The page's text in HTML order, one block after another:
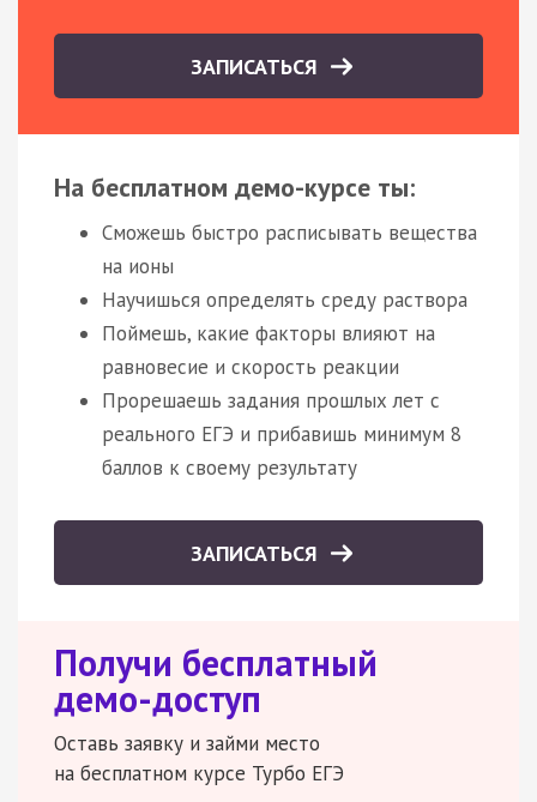
ЗАПИСАТЬСЯ
На бесплатном демо-курсе ты:
Сможешь быстро расписывать вещества
на ионы
Научишься определять среду раствора
Поймешь, какие факторы влияют на
равновесие и скорость реакции
Прорешаешь задания прошлых лет с
реального ЕГЭ и прибавишь минимум 8
баллов к своему результату
ЗАПИСАТЬСЯ
Получи бесплатный
демо-доступ
Оставь заявку и займи место
на бесплатном курсе Турбо ЕГЭ